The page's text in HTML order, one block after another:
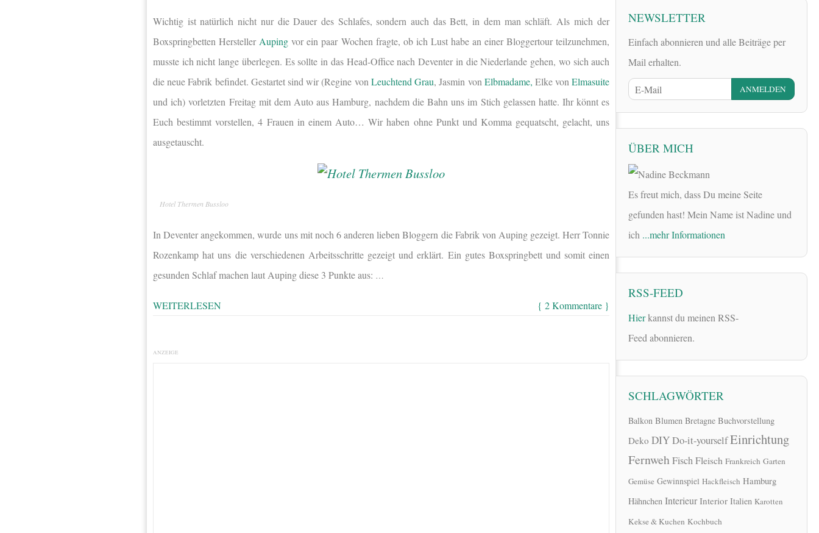
Wichtig ist natürlich nicht nur die Dauer des Schlafes, sondern auch das Bett, in dem man schläft. Als mich der
Boxspringbetten Hersteller Auping vor ein paar Wochen fragte, ob ich Lust habe an einer Bloggertour teilzunehmen,
musste ich nicht lange überlegen. Es sollte in das Head-Office nach Deventer in die Niederlande gehen, wo sich auch
die neue Fabrik befindet. Gestartet sind wir (Regine von Leuchtend Grau, Jasmin von Elbmadame, Elke vonElmasuite
und ich) vorletzten Freitag mit dem Auto aus Hamburg, nachdem die Bahn uns im Stich gelassen hatte. Ihr könnt es
Euch bestimmt vorstellen, 4 Frauen in einem Auto… Wir haben ohne Punkt und Komma gequatscht, gelacht, uns
ausgetauscht.
Hotel Thermen Bussloo
In Deventer angekommen, wurde uns mit noch 6 anderen lieben Bloggern die Fabrik von Auping gezeigt. Herr Tonnie
Rozenkamp hat uns die verschiedenen Arbeitsschritte gezeigt und erklärt. Ein gutes Boxspringbett und somit einen
gesunden Schlaf machen laut Auping diese 3 Punkte aus: …
WEITERLESEN { 2 Kommentare }
ANZEIGE
NEWSLETTER
Einfach abonnieren und alle Beiträge per
Mail erhalten.
ÜBER MICH
Es freut mich, dass Du meine Seite
gefunden hast! Mein Name ist Nadine und
ich ...mehr Informationen
RSS-FEED
Hierkannst du meinen RSS-
Feed abonnieren.
SCHLAGWÖRTER
Balkon Blumen Bretagne Buchvorstellung
Deko DIYDo-it-yourselfEinrichtung
FernwehFischFleisch Frankreich Garten
Gemüse Gewinnspiel Hackfleisch Hamburg
Hähnchen Interieur Interior Italien Karotten
Kekse & Kuchen Kochbuch